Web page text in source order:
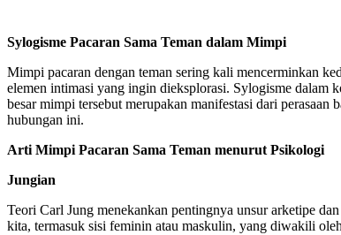
Sylogisme Pacaran Sama Teman dalam Mimpi
Mimpi pacaran dengan teman sering kali mencerminkan
elemen intimasi yang ingin dieksplorasi. Sylogisme dalam
besar mimpi tersebut merupakan manifestasi dari
hubungan ini.
Arti Mimpi Pacaran Sama Teman menurut Psikologi
Jungian
Teori Carl Jung menekankan pentingnya unsur arketipe
kita, termasuk sisi feminin atau maskulin, yang diwakili